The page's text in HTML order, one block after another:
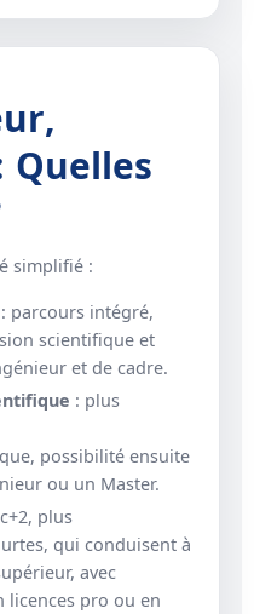
Quelles
simplifié :
: parcours intégré,
scientifique et
et de cadre.
: plus
possibilité ensuite
ou un Master.
plus
qui conduisent à
avec
licences pro ou en